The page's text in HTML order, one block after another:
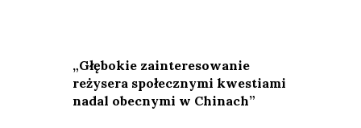
„Głębokie zainteresowanie
reżysera społecznymi kwestiami
nadal obecnymi w Chinach”